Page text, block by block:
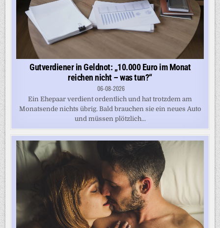
Gutverdiener in Geldnot: „10.000 Euro im Monat
reichen nicht – was tun?“
06-08-2026
Ein Ehepaar verdient ordentlich und hat trotzdem am
Monatsende nichts übrig. Bald brauchen sie ein neues Auto
und müssen plötzlich...